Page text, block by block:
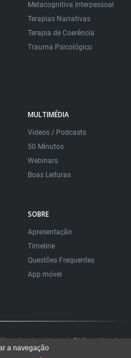
Metacognitiva Interpessoal
Terapias Narrativas
Terapia de Coerência
Trauma Psicológico
MULTIMÉDIA
Videos / Podcasts
50 Minutos
Webinars
Boas Leituras
SOBRE
Apresentação
Timeline
Questões Frequentes
App móvel
de privacidade FAQ About
a navegação